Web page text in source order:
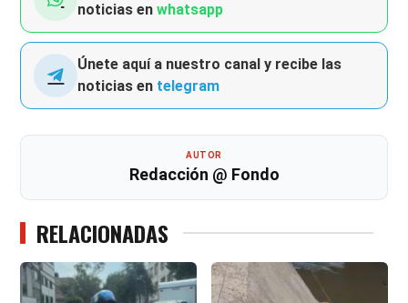
noticias enwhatsapp
Únete aquí a nuestro canal y recibe las
noticias en telegram
AUTOR
Redacción @ Fondo
RELACIONADAS